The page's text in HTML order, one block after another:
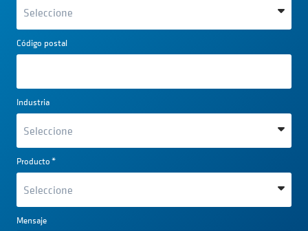
Código postal
Industria
Producto*
Mensaje